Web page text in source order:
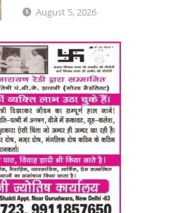
August 5, 2026